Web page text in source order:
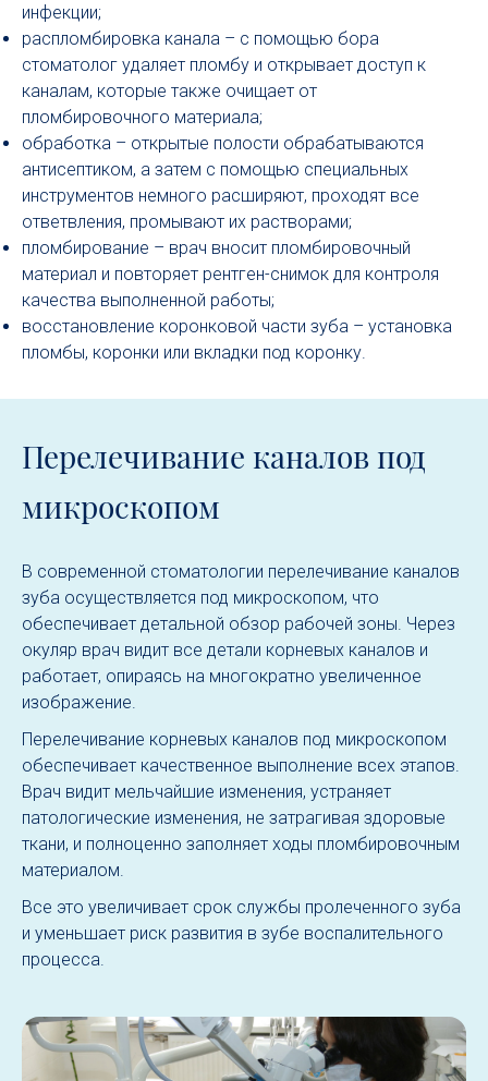
инфекции;
распломбировка канала – с помощью бора
стоматолог удаляет пломбу и открывает доступ к
каналам, которые также очищает от
пломбировочного материала;
обработка – открытые полости обрабатываются
антисептиком, а затем с помощью специальных
инструментов немного расширяют, проходят все
ответвления, промывают их растворами;
пломбирование – врач вносит пломбировочный
материал и повторяет рентген-снимок для контроля
качества выполненной работы;
восстановление коронковой части зуба – установка
пломбы, коронки или вкладки под коронку.
Перелечивание каналов под
микроскопом
В современной стоматологии перелечивание каналов
зуба осуществляется под микроскопом, что
обеспечивает детальной обзор рабочей зоны. Через
окуляр врач видит все детали корневых каналов и
работает, опираясь на многократно увеличенное
изображение.
Перелечивание корневых каналов под микроскопом
обеспечивает качественное выполнение всех этапов.
Врач видит мельчайшие изменения, устраняет
патологические изменения, не затрагивая здоровые
ткани, и полноценно заполняет ходы пломбировочным
материалом.
Все это увеличивает срок службы пролеченного зуба
и уменьшает риск развития в зубе воспалительного
процесса.